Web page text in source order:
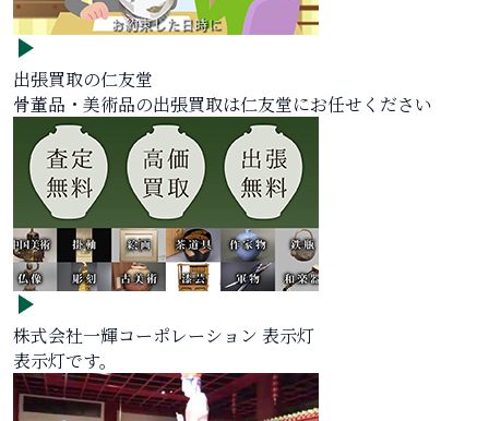
出張買取の仁友堂
骨董品・美術品の出張買取は仁友堂にお任せください
株式会社一輝コーポレーション 表示灯
表示灯です。